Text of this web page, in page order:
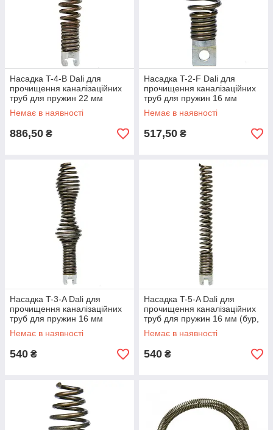
Насадка T-4-B Dali для
прочищення каналізаційних
труб для пружин 22 мм
(конусний бур)
Немає в наявності
886,50 ₴
Насадка T-2-F Dali для
прочищення каналізаційних
труб для пружин 16 мм
(грушоподібні бури)
Немає в наявності
517,50 ₴
Насадка T-3-A Dali для
прочищення каналізаційних
труб для пружин 16 мм
(подвійний грушоподібний
бур)
Немає в наявності
540 ₴
Насадка T-5-A Dali для
прочищення каналізаційних
труб для пружин 16 мм (бур,
що витягує)
Немає в наявності
540 ₴